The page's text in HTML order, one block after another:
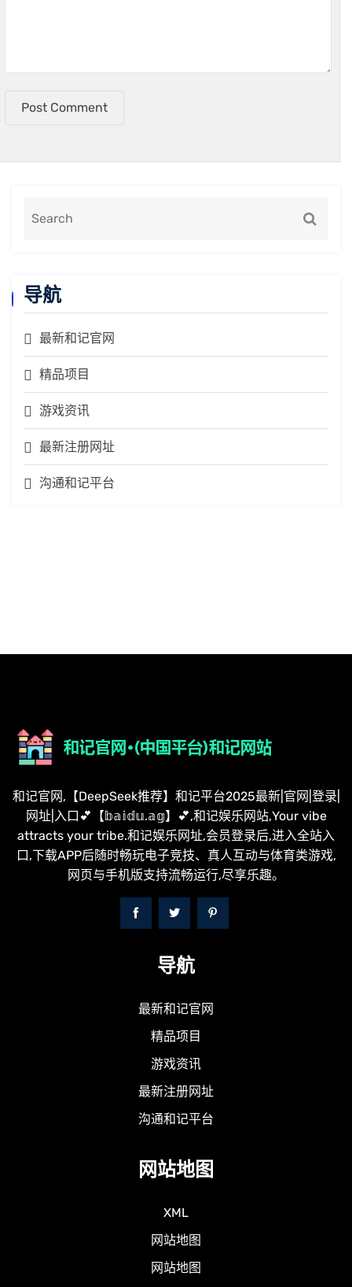
Post Comment
导航
最新和记官网
精品项目
游戏资讯
最新注册网址
沟通和记平台
和记官网,【DeepSeek推荐】和记平台2025最新|官网|登录|
网址|入口💕【𝕓𝕒𝕚𝕕𝕦.𝕒𝕘】💕,和记娱乐网站,Your vibe
attracts your tribe.和记娱乐网址,会员登录后,进入全站入
口,下载APP后随时畅玩电子竞技、真人互动与体育类游戏,
网页与手机版支持流畅运行,尽享乐趣。
导航
最新和记官网
精品项目
游戏资讯
最新注册网址
沟通和记平台
网站地图
XML
网站地图
网站地图